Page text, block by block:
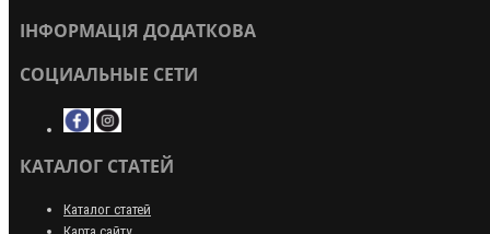
ІНФОРМАЦІЯ ДОДАТКОВА
СОЦИАЛЬНЫЕ СЕТИ
КАТАЛОГ СТАТЕЙ
Каталог статей